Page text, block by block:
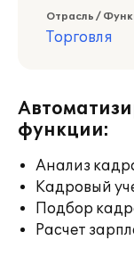
Отрасль /
Торговля
функции:
Анализ
Кадровый
Подбор
Расчет